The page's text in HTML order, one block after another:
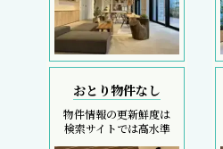
おとり物件なし
物件情報の更新鮮度は
検索サイトでは高水準